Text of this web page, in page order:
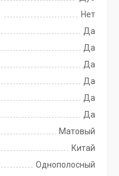
Нет
Да
Да
Да
Да
Да
Да
Матовый
Китай
Однополосный